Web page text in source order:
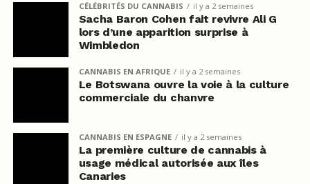
CÉLÉBRITÉS DU CANNABIS il y a 2 semaines
Sacha Baron Cohen fait revivre Ali G
lors d’une apparition surprise à
Wimbledon
CANNABIS EN AFRIQUE il y a 2 semaines
Le Botswana ouvre la voie à la culture
commerciale du chanvre
CANNABIS EN ESPAGNE il y a 2 semaines
La première culture de cannabis à
usage médical autorisée aux îles
Canaries